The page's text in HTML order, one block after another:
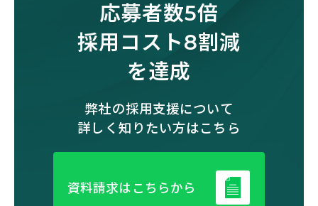
応募者数5倍
採用コスト8割減
を達成
弊社の採用支援について
詳しく知りたい方はこちら
資料請求はこちらから